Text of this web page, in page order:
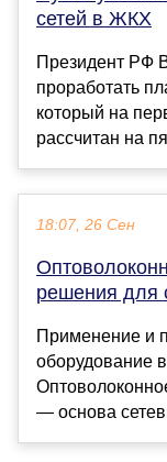
сетей в ЖКХ
Президент РФ
проработать
который на
рассчитан на
18:07, 26 Сен
решения для
Применение и
оборудование
— основа